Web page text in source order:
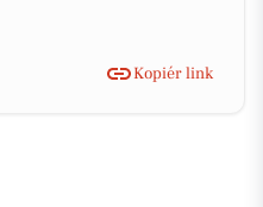
Kopiér link